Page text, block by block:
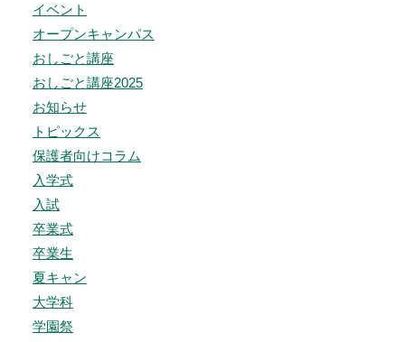
イベント
オープンキャンパス
おしごと講座
おしごと講座2025
お知らせ
トピックス
保護者向けコラム
入学式
入試
卒業式
卒業生
夏キャン
大学科
学園祭